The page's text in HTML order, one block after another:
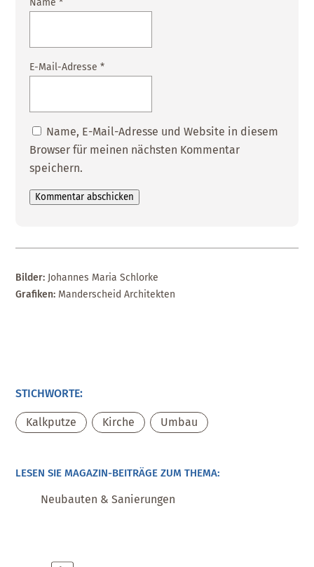
Name*
E-Mail-Adresse*
Name, E-Mail-Adresse und Website in diesem
Browser für meinen nächsten Kommentar
speichern.
Kommentar abschicken
Bilder: Johannes Maria Schlorke
Grafiken: Manderscheid Architekten
STICHWORTE:
Kalkputze , Kirche , Umbau
LESEN SIE MAGAZIN-BEITRÄGE ZUM THEMA:
Neubauten & Sanierungen